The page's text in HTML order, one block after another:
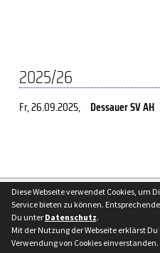
2025/26
Fr, 26.09.2025, Dessauer SV AH
©
Besucherstatistik Kontakt
Diese Webseite verwendet Cookies, um
Service bieten zu können.
Du unter Datenschutz.
Mit der Nutzung der Webseite erklärst
Verwendung von Cookies einverstanden.